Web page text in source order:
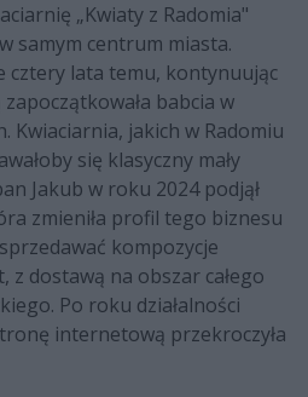
„Kwiaty z Radomia"
samym centrum miasta.
cztery lata temu, kontynuując
babcia w
Kwiaciarnia, jakich w Radomiu
się klasyczny mały
Jakub w roku 2024 podjął
zmieniła profil tego biznesu
kompozycje
dostawą na obszar całego
Po roku działalności
internetową przekroczyła